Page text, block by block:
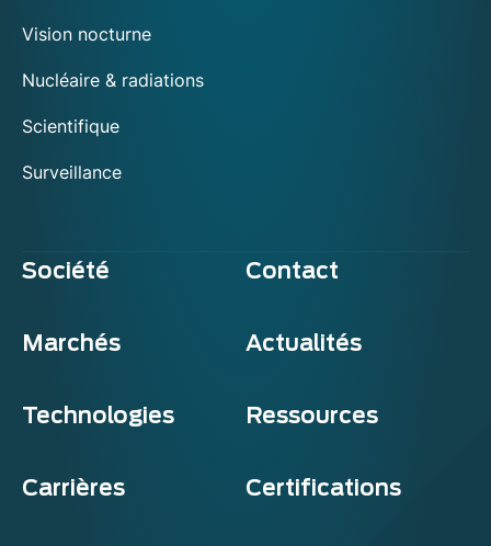
Vision nocturne
Nucléaire & radiations
Scientifique
Surveillance
Société Contact
Marchés Actualités
Technologies Ressources
Carrières Certifications